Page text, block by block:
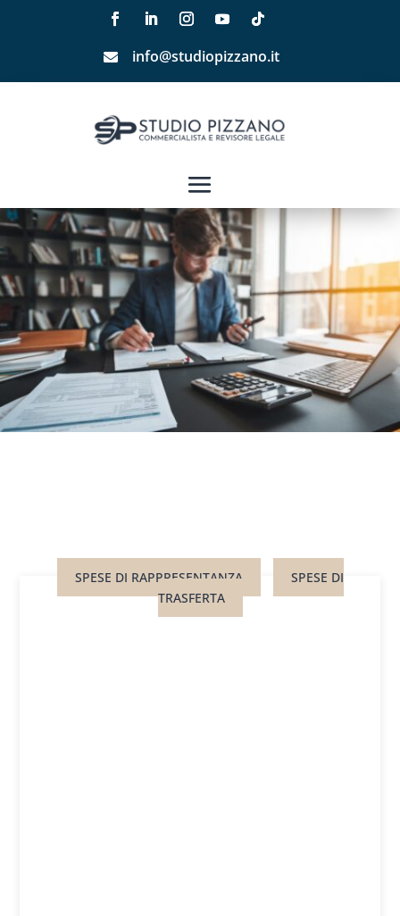
 info@studiopizzano.it
SPESE DI RAPPRESENTANZA
SPESE DI
TRASFERTA